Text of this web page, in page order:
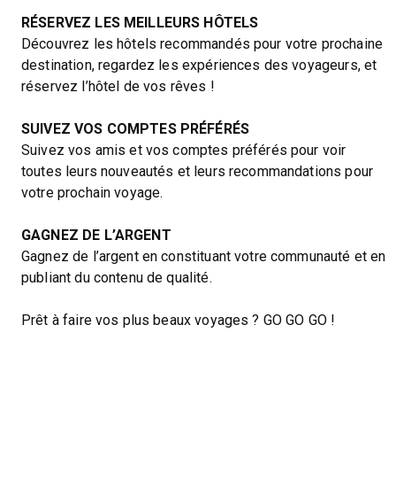
RÉSERVEZ LES MEILLEURS HÔTELS
Découvrez les hôtels recommandés pour votre prochaine
destination, regardez les expériences des voyageurs, et
réservez l’hôtel de vos rêves !
SUIVEZ VOS COMPTES PRÉFÉRÉS
Suivez vos amis et vos comptes préférés pour voir
toutes leurs nouveautés et leurs recommandations pour
votre prochain voyage.
GAGNEZ DE L’ARGENT
Gagnez de l’argent en constituant votre communauté et en
publiant du contenu de qualité.
Prêt à faire vos plus beaux voyages ? GO GO GO !